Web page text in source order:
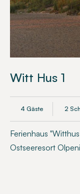
Witt Hus 1
4 Gäste 2
Ferienhaus
Ostseeresort